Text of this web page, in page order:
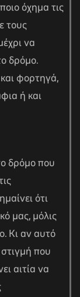
όχημα τις
τους
να
δρόμο.
φορτηγά,
ή και
δρόμο που
ότι
μας, μόλις
Κι αν αυτό
που
αιτία να